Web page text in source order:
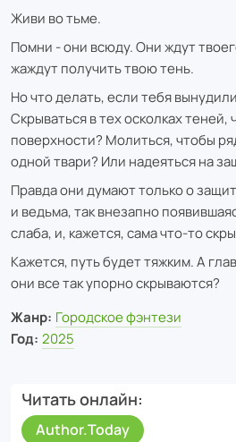
Живи во тьме.
Помни - они всюду. Они ждут
жаждут получить твою тень.
Но что делать, если тебя
Скрываться в тех осколках теней,
поверхности? Молиться, чтобы
одной твари? Или надеяться на
Правда они думают только о
и ведьма, так внезапно
слаба, и, кажется, сама что-то
Кажется, путь будет тяжким. А
они все так упорно скрываются?
Жанр: Городское фэнтези
Год: 2025
Читать онлайн
Author.Today